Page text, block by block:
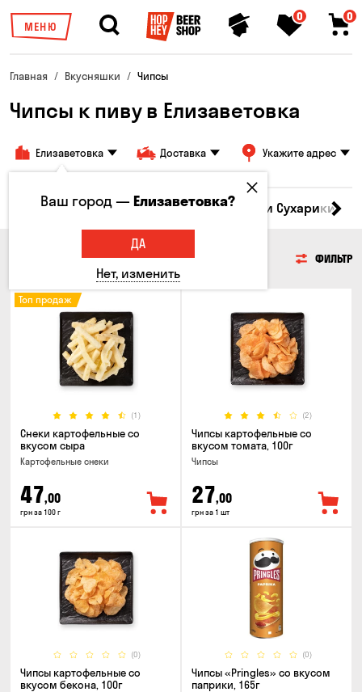
МЕНЮ
0 0
Главная Вкусняшки Чипсы
Чипсы к пиву в Елизаветовка
Елизаветовка Доставка Укажите адрес
Кукуруза Семечки Чипсы Гренки и Сухарики
ФИЛЬТР
(1)
Топ продаж
Снеки картофельные со
вкусом сыра
Картофельные снеки
47,00
грн за 100 г
(2)
Чипсы картофельные со
вкусом томата, 100г
Чипсы
27,00
грн за 1 шт
(0)
Чипсы картофельные со
вкусом бекона, 100г
(0)
Чипсы «Pringles» со вкусом
паприки, 165г
Ваш город —Елизаветовка?
ДА
Нет, изменить